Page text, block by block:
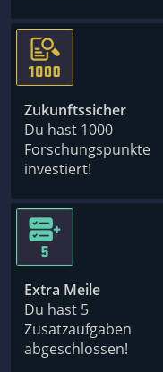
Zukunftssicher
Du hast 1000
Forschungspunkte
investiert!
Extra Meile
Du hast 5
Zusatzaufgaben
abgeschlossen!